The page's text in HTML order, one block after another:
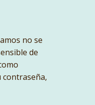
no se
de